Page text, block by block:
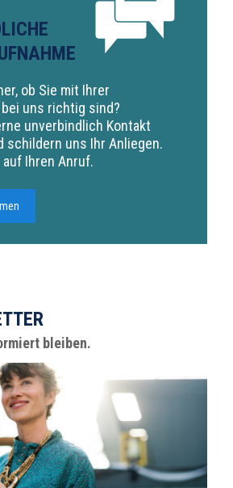
ob Sie mit Ihrer
uns richtig sind?
unverbindlich Kontakt
schildern uns Ihr Anliegen.
Ihren Anruf.
bleiben.